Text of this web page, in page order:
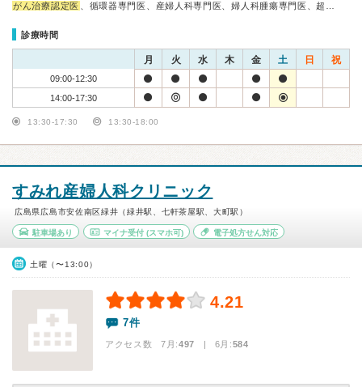
がん治療認定医 、循環器専門医、産婦人科専門医、婦人科腫瘍専門医、超…
診療時間
月 火 水 木 金 土 日 祝
09:00-12:30
14:00-17:30
13:30-17:30 13:30-18:00
すみれ産婦人科クリニック
広島県広島市安佐南区緑井（緑井駅、七軒茶屋駅、大町駅）
駐車場あり マイナ受付(スマホ可) 電子処方せん対応
土曜（〜13:00）
4.21
7件
アクセス数 7月:497 | 6月:584